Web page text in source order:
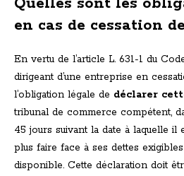
en cas de cessation
En vertu de l’article L. 631-1 du
dirigeant d’une entreprise en
l’obligation légale de déclarer
tribunal de commerce compétent,
45 jours suivant la date à laquelle il
plus faire face à ses dettes
disponible. Cette déclaration doit